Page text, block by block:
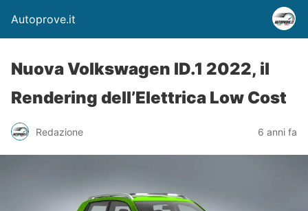
Autoprove.it
Nuova Volkswagen ID.1 2022, il
Rendering dell’Elettrica Low Cost
Redazione 6 anni fa